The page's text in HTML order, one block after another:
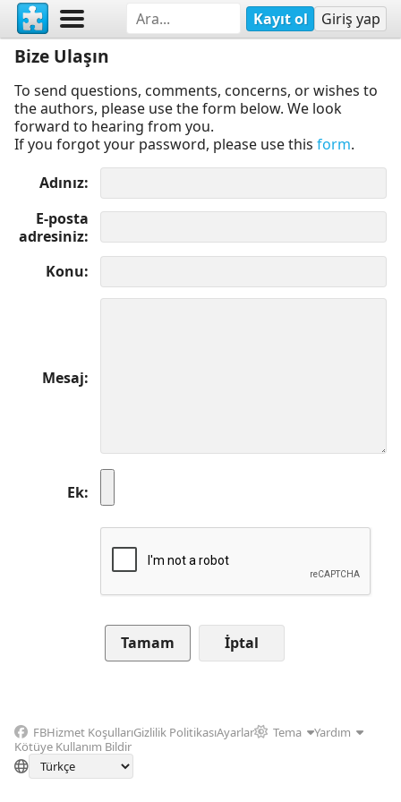
Kayıt ol Giriş yap
Bize Ulaşın
To send questions, comments, concerns, or wishes to
the authors, please use the form below. We look
forward to hearing from you.
If you forgot your password, please use this form.
Adınız
E-posta
adresiniz
Konu
Mesaj
Ek
İptal
FBHizmet KoşullarıGizlilik PolitikasıAyarlar Tema
Yardım
Kötüye Kullanım Bildir